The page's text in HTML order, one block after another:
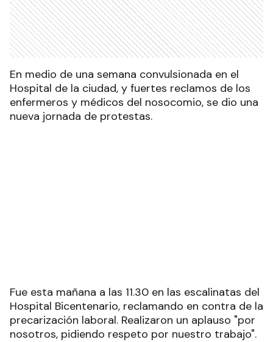
En medio de una semana convulsionada en el
Hospital de la ciudad, y fuertes reclamos de los
enfermeros y médicos del nosocomio, se dio una
nueva jornada de protestas.
Fue esta mañana a las 11.30 en las escalinatas del
Hospital Bicentenario, reclamando en contra de la
precarización laboral. Realizaron un aplauso "por
nosotros, pidiendo respeto por nuestro trabajo".